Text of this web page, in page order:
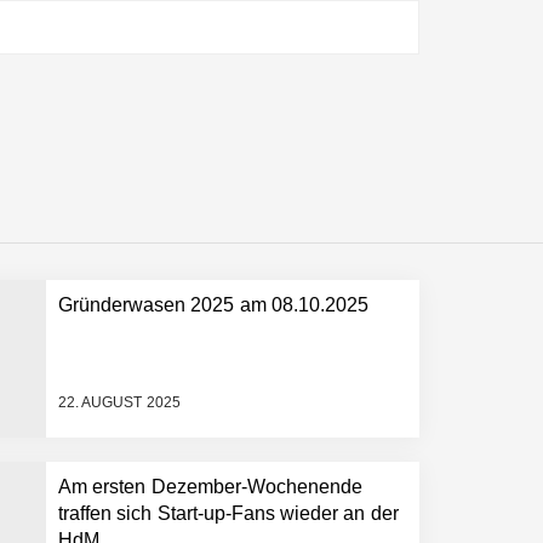
Gründerwasen 2025 am 08.10.2025
22. AUGUST 2025
Am ersten Dezember-Wochenende
traffen sich Start-up-Fans wieder an der
Entwicklungsprozesse